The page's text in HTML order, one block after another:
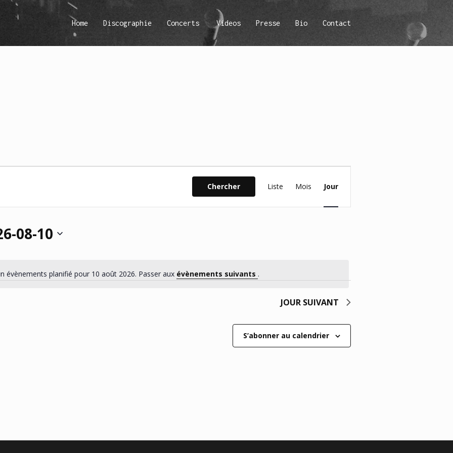
Home Discographie Concerts Videos Presse Bio Contact
Notice
évènements planifié pour 10 août 2026. Passer aux évènements suivants .
Chercher
de
vues
Liste Mois Jour
08-10
JOUR SUIVANT
S’abonner au calendrier